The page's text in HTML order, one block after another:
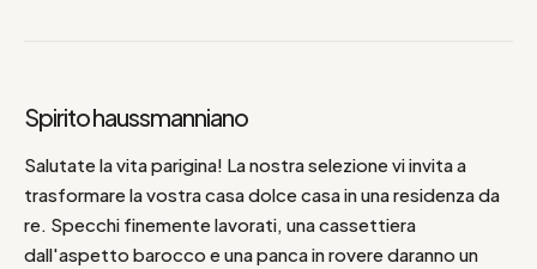
Spirito haussmanniano
Salutate la vita parigina! La nostra selezione vi invita a
trasformare la vostra casa dolce casa in una residenza da
re. Specchi finemente lavorati, una cassettiera
dall'aspetto barocco e una panca in rovere daranno un